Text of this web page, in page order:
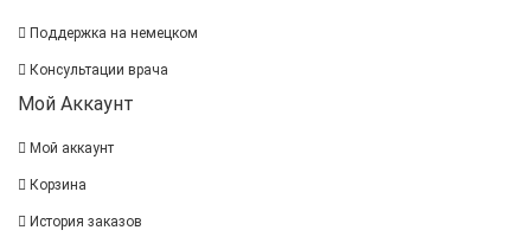
Поддержка на немецком
Консультации врача
Мой Аккаунт
Мой аккаунт
Корзина
История заказов